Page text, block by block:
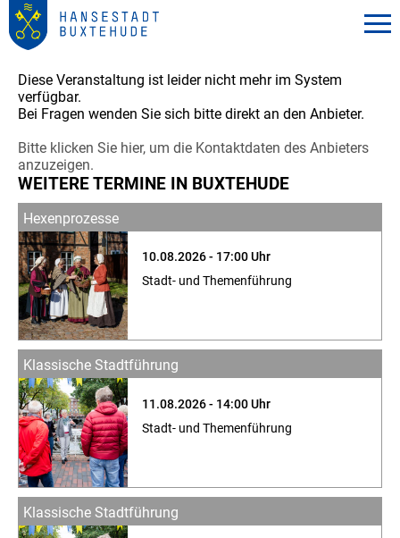
Diese Veranstaltung ist leider nicht mehr im System
verfügbar.
Bei Fragen wenden Sie sich bitte direkt an den Anbieter.
Bitte klicken Sie hier, um die Kontaktdaten des Anbieters
anzuzeigen.
WEITERE TERMINE IN BUXTEHUDE
Hexenprozesse
10.08.2026 - 17:00 Uhr
Stadt- und Themenführung
Klassische Stadtführung
11.08.2026 - 14:00 Uhr
Stadt- und Themenführung
Klassische Stadtführung